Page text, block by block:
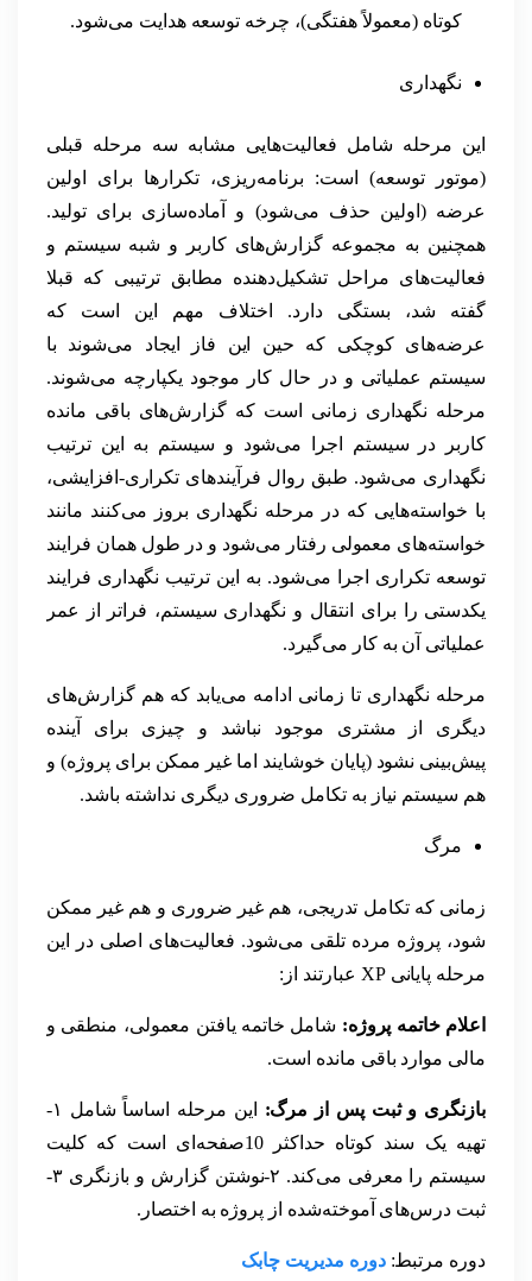
کوتاه (معمولاً هفتگی)، چرخه توسعه هدایت می‌شود.
نگهداری
این مرحله شامل فعالیت‌هایی مشابه سه مرحله قبلی
(موتور توسعه) است: برنامه‌ریزی، تکرارها برای اولین
عرضه (اولین حذف می‌شود) و آماده‌سازی برای تولید.
همچنین به مجموعه گزارش‌های کاربر و شبه سیستم و
فعالیت‌های مراحل تشکیل‌دهنده مطابق ترتیبی که قبلا
گفته شد، بستگی دارد. اختلاف مهم این است که
عرضه‌های کوچکی که حین این فاز ایجاد می‌شوند با
سیستم عملیاتی و در حال کار موجود یکپارچه می‌شوند.
مرحله نگهداری زمانی است که گزارش‌های باقی مانده
کاربر در سیستم اجرا می‌شود و سیستم به این ترتیب
نگهداری می‌شود. طبق روال فرآیندهای تکراری-افزایشی،
با خواسته‌هایی که در مرحله نگهداری بروز می‌کنند مانند
خواسته‌های معمولی رفتار می‌شود و در طول همان فرایند
توسعه تکراری اجرا می‌شود. به این ترتیب نگهداری فرایند
یکدستی را برای انتقال و نگهداری سیستم، فراتر از عمر
عملیاتی آن به کار می‌گیرد.
مرحله نگهداری تا زمانی ادامه می‌یابد که هم گزارش‌های
دیگری از مشتری موجود نباشد و چیزی برای آینده
پیش‌بینی نشود (پایان خوشایند اما غیر ممکن برای پروژه) و
هم سیستم نیاز به تکامل ضروری دیگری نداشته باشد.
مرگ
زمانی که تکامل تدریجی، هم غیر ضروری و هم غیر ممکن
شود، پروژه مرده تلقی می‌شود. فعالیت‌های اصلی در این
مرحله پایانی XP عبارتند از:
اعلام خاتمه پروژه: شامل خاتمه یافتن معمولی، منطقی و
مالی موارد باقی مانده است.
بازنگری و ثبت پس از مرگ:
این مرحله اساساً شامل ۱-
تهیه یک سند کوتاه حداکثر 10صفحه‌ای است که کلیت
سیستم را معرفی می‌کند. ۲-نوشتن گزارش و بازنگری ۳-
ثبت درس‌های آموخته‌شده از پروژه به اختصار.
دوره مرتبط:دوره مدیریت چابک